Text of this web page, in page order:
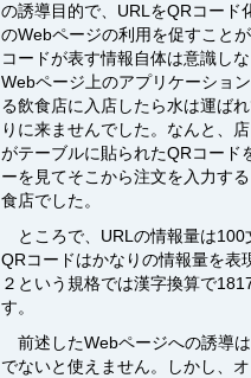
の誘導目的で、URLをQRコード
のWebページの利用を促すこと
コードが表す情報自体は意識し
Webページ上のアプリケーショ
る飲食店に入店したら水は運ば
りに来ませんでした。なんと、
がテーブルに貼られたQRコード
ーを見てそこから注文を入力す
食店でした。
ところで、URLの情報量は100
QRコードはかなりの情報量を表
２という規格では漢字換算で
す。
前述したWebページへの誘導
でないと使えません。しかし、